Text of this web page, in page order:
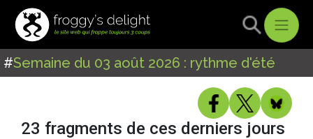
#Semaine du 03 août 2026 : rythme d'été
23 fragments de ces derniers jours